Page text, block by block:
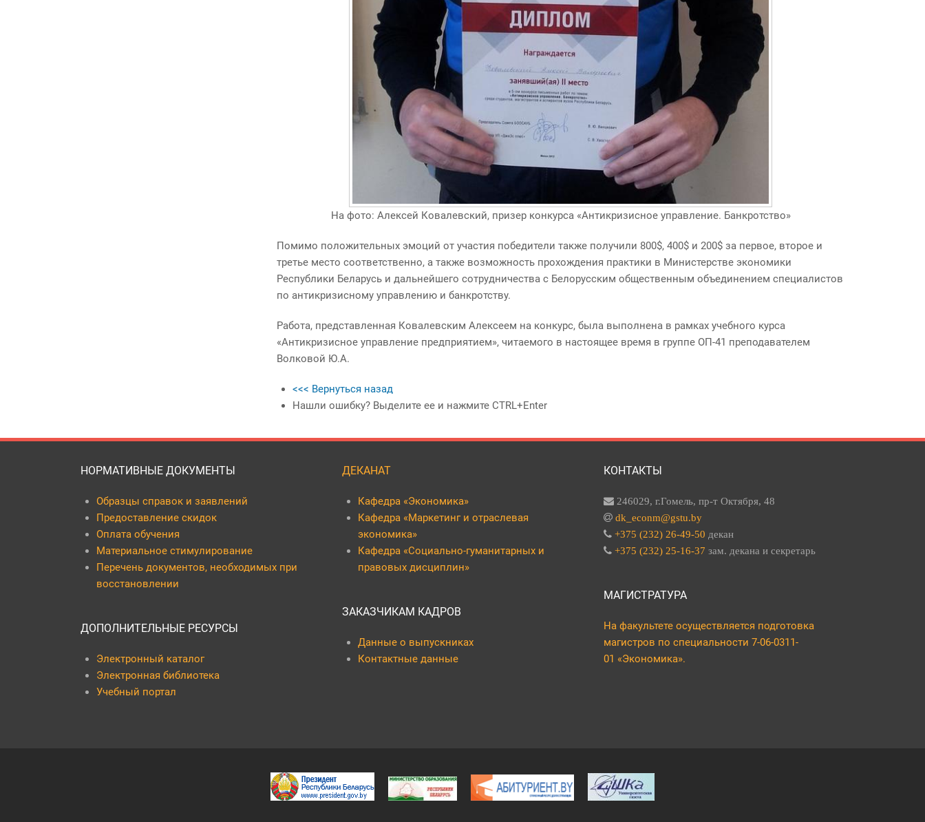
На фото: Алексей Ковалевский, призер конкурса «Антикризисное управление. Банкротство»
Помимо положительных эмоций от участия победители также получили 800$, 400$ и 200$ за первое, второе и
третье место соответственно, а также возможность прохождения практики в Министерстве экономики
Республики Беларусь и дальнейшего сотрудничества с Белорусским общественным объединением специалистов
по антикризисному управлению и банкротству.
Работа, представленная Ковалевским Алексеем на конкурс, была выполнена в рамках учебного курса
«Антикризисное управление предприятием», читаемого в настоящее время в группе ОП-41 преподавателем
Волковой Ю.А.
<<< Вернуться назад
Нашли ошибку? Выделите ее и нажмите CTRL+Enter
НОРМАТИВНЫЕ ДОКУМЕНТЫ
Образцы справок и заявлений
Предоставление скидок
Оплата обучения
Материальное стимулирование
Перечень документов, необходимых при
восстановлении
ДОПОЛНИТЕЛЬНЫЕ РЕСУРСЫ
Электронный каталог
Электронная библиотека
Учебный портал
ДЕКАНАТ
Кафедра «Экономика»
Кафедра «Маркетинг и отраслевая
экономика»
Кафедра «Социально-гуманитарных и
правовых дисциплин»
ЗАКАЗЧИКАМ КАДРОВ
Данные о выпускниках
Контактные данные
КОНТАКТЫ
246029, г.Гомель, пр-т Октября, 48
dk_econm@gstu.by
+375 (232) 26-49-50 декан
+375 (232) 25-16-37 зам. декана и секретарь
МАГИСТРАТУРА
На факультете осуществляется подготовка
магистров по специальности 7-06-0311-
01 «Экономика».